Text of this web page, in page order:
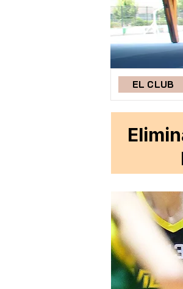
EL CLUB